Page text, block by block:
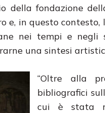
della fondazione
e, in questo
nei tempi e negli
una sintesi
“Oltre alla
bibliografici
cui è stata